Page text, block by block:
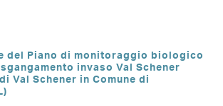
del Piano di monitoraggio biologico
invaso Val Schener
Val Schener in Comune di